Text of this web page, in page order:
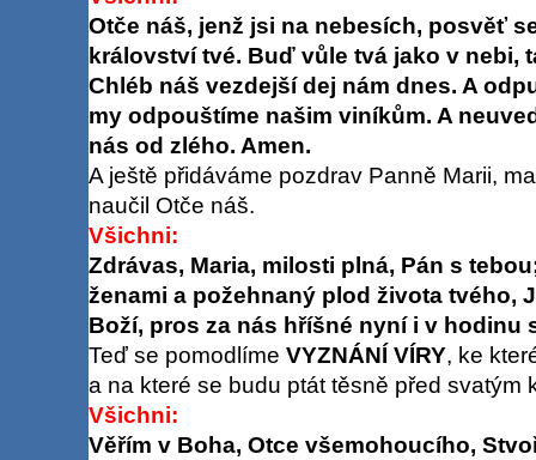
Otče náš, jenž jsi na nebesích, posvěť
království tvé. Buď vůle tvá jako v nebi,
Chléb náš vezdejší dej nám dnes. A
my odpouštíme našim viníkům. A
nás od zlého. Amen.
A ještě přidáváme pozdrav Panně Marii,
naučil Otče náš.
Všichni:
Zdrávas, Maria, milosti plná, Pán s
ženami a požehnaný plod života tvého,
Boží, pros za nás hříšné nyní i v hodinu
Teď se pomodlíme VYZNÁNÍ VÍRY, ke
a na které se budu ptát těsně před svatým
Všichni:
Věřím v Boha, Otce všemohoucího,